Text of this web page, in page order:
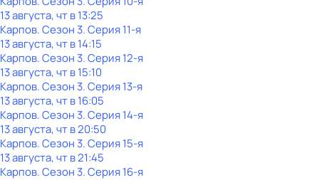
13 августа, чт в 13:25
Карпов. Сезон 3. Серия 11-я
13 августа, чт в 14:15
Карпов. Сезон 3. Серия 12-я
13 августа, чт в 15:10
Карпов. Сезон 3. Серия 13-я
13 августа, чт в 16:05
Карпов. Сезон 3. Серия 14-я
13 августа, чт в 20:50
Карпов. Сезон 3. Серия 15-я
13 августа, чт в 21:45
Карпов. Сезон 3. Серия 16-я